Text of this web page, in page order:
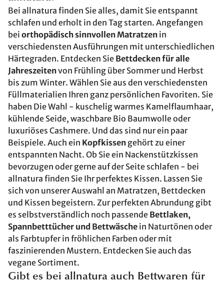
Bei allnatura finden Sie alles, damit Sie entspannt
schlafen und erholt in den Tag starten. Angefangen
bei orthopädisch sinnvollen Matratzen in
verschiedensten Ausführungen mit unterschiedlichen
Härtegraden. Entdecken Sie Bettdecken für alle
Jahreszeitenvon Frühling über Sommer und Herbst
bis zum Winter. Wählen Sie aus den verschiedensten
Füllmaterialien Ihren ganz persönlichen Favoriten. Sie
haben Die Wahl - kuschelig warmes Kamelflaumhaar,
kühlende Seide, waschbare Bio Baumwolle oder
luxuriöses Cashmere. Und das sind nur ein paar
Beispiele. Auch ein Kopfkissen gehört zu einer
entspannten Nacht. Ob Sie ein Nackenstützkissen
bevorzugen oder gerne auf der Seite schlafen - bei
allnatura finden Sie Ihr perfektes Kissen. Lassen Sie
sich von unserer Auswahl an Matratzen, Bettdecken
und Kissen begeistern. Zur perfekten Abrundung gibt
es selbstverständlich noch passende Bettlaken,
Spannbetttücher und Bettwäsche in Naturtönen oder
als Farbtupfer in fröhlichen Farben oder mit
faszinierenden Mustern. Entdecken Sie auch das
vegane Sortiment.
Gibt es bei allnatura auch Bettwaren für